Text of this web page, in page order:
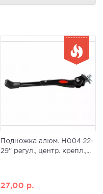
Подножка алюм. H004 22-
29" регул., центр. крепл.,...
27,00 р.